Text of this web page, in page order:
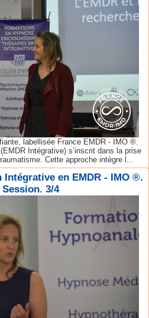
labellisée France EMDR - IMO ®.
Intégrative) s’inscrit dans la prise
Cette approche intègre l...
Intégrative en EMDR - IMO ®.
Session. 3/4